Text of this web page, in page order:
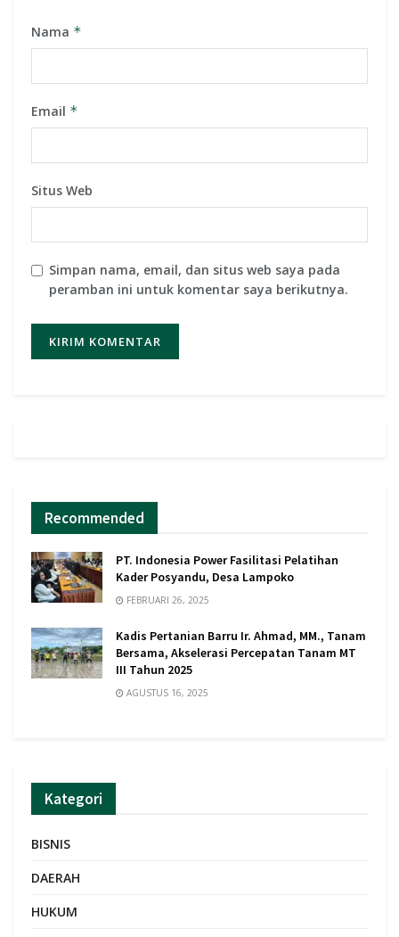
Nama *
Email *
Situs Web
Simpan nama, email, dan situs web saya pada
peramban ini untuk komentar saya berikutnya.
Recommended
PT. Indonesia Power Fasilitasi Pelatihan
Kader Posyandu, Desa Lampoko
FEBRUARI 26, 2025
Kadis Pertanian Barru Ir. Ahmad, MM., Tanam
Bersama, Akselerasi Percepatan Tanam MT
III Tahun 2025
AGUSTUS 16, 2025
Kategori
BISNIS
DAERAH
HUKUM